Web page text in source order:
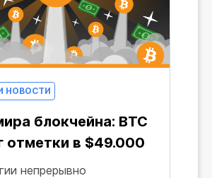
НОВОСТИ
блокчейна: BTC
отметки в $49.000
непрерывно